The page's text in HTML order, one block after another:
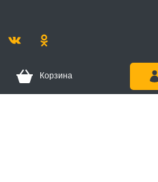
Корзина